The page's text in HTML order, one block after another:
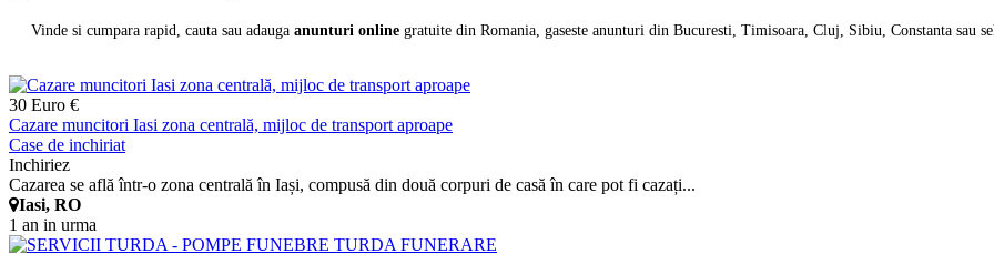
Vinde si cumpara rapid, cauta sau adauga anunturi online gratuite din Romania, gaseste anunturi din Bucuresti, Timisoara, Cluj, Sibiu, Constanta sau
30 Euro €
Cazare muncitori Iasi zona centrală, mijloc de transport aproape
Case de inchiriat
Inchiriez
Cazarea se află într-o zona centrală în Iași, compusă din două corpuri de casă în care pot fi cazați...
Iasi, RO
1 an in urma